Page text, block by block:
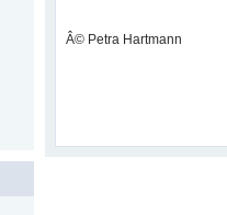
Â© Petra Hartmann